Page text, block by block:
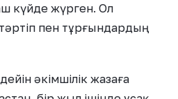
күйде жүрген. Ол
пен тұрғындардың
әкімшілік жазаға